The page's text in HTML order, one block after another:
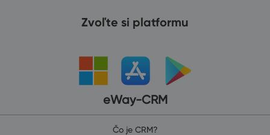
Zvoľte si platformu
eWay-CRM
Čo je CRM?